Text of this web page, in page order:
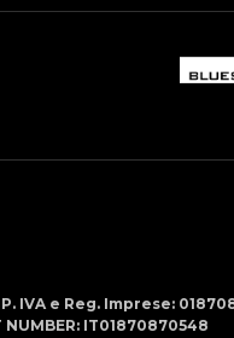
P. IVA e Reg. Imprese:
NUMBER: IT01870870548